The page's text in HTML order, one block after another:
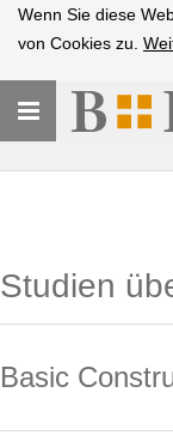
Wenn Sie diese
von Cookies zu.
Toggle
navigation
Studien
Basic